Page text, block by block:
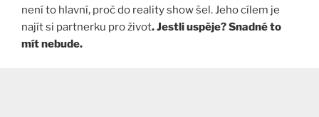
není to hlavní, proč do reality show šel. Jeho cílem je
najít si partnerku pro život. Jestli uspěje? Snadné to
mít nebude.